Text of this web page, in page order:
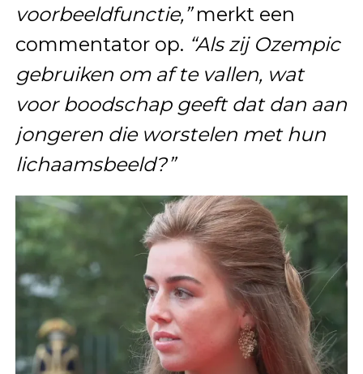
voorbeeldfunctie,”merkt een
commentator op. “Als zij Ozempic
gebruiken om af te vallen, wat
voor boodschap geeft dat dan aan
jongeren die worstelen met hun
lichaamsbeeld?”